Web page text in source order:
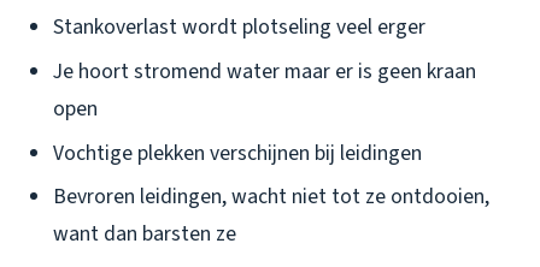
Stankoverlast wordt plotseling veel erger
Je hoort stromend water maar er is geen kraan
open
Vochtige plekken verschijnen bij leidingen
Bevroren leidingen, wacht niet tot ze ontdooien,
want dan barsten ze